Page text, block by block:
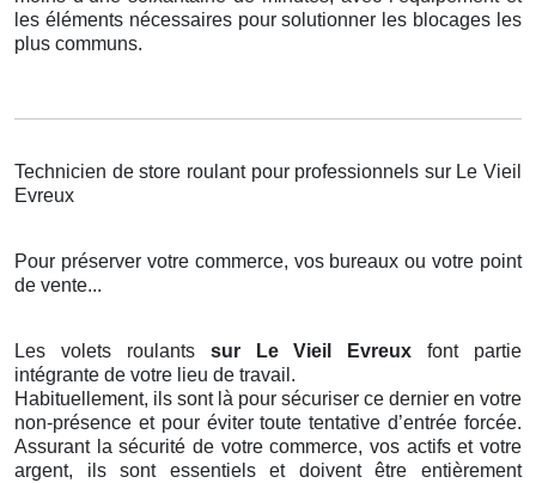
les éléments nécessaires pour solutionner les blocages les
plus communs.
Technicien de store roulant pour professionnels sur Le Vieil
Evreux
Pour préserver votre commerce, vos bureaux ou votre point
de vente...
Les volets roulants sur Le Vieil Evreuxfont partie
intégrante de votre lieu de travail.
Habituellement, ils sont là pour sécuriser ce dernier en votre
non-présence et pour éviter toute tentative d’entrée forcée.
Assurant la sécurité de votre commerce, vos actifs et votre
argent, ils sont essentiels et doivent être entièrement